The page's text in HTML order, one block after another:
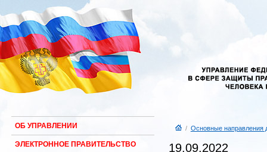
ОБ УПРАВЛЕНИИ
ЭЛЕКТРОННОЕ ПРАВИТЕЛЬСТВО
/ Основные направления
19.09.2022